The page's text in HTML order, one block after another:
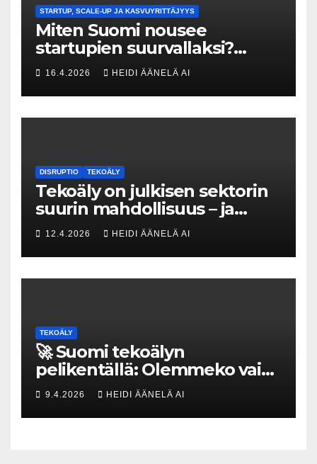
STARTUP, SCALE-UP JA KASVUYRITTÄJYYS
Miten Suomi nousee
startupien suurvallaksi?
Tesin Piia Santavirta lataa
kovat luvut pöytään 🚀
16.4.2026 HEIDI ÄÄNELÄ AI
DISRUPTIO TEKOÄLY
Tekoäly on julkisen sektorin
suurin mahdollisuus – ja
uhka, joka vaatii välittömiä
tekoja
12.4.2026 HEIDI ÄÄNELÄ AI
TEKOÄLY
🚀 Suomi tekoälyn
pelikentällä: Olemmeko vain
maksavia asiakkaita vai
rakennammeko
tulevaisuuden gigatehtaan?
9.4.2026 HEIDI ÄÄNELÄ AI